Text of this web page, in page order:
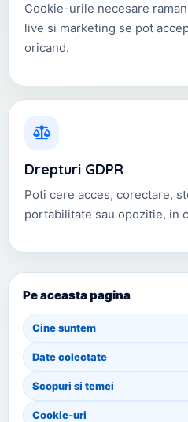
Cookie-urile necesare
live si marketing se pot
oricand.
Drepturi GDPR
Poti cere acces, corectare,
portabilitate sau opozitie, in
Pe aceasta pagina
Cine suntem
Date colectate
Scopuri si temei
Cookie-uri